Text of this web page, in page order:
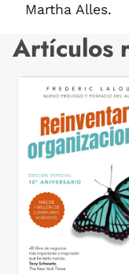
Martha Alles.
Artículos